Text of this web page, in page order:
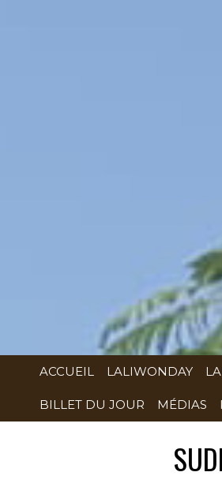
ACCUEIL LALIWONDAY
BILLET DU JOUR MÉDIAS